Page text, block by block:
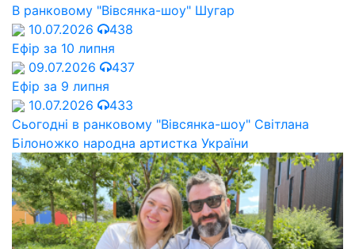
В ранковому "Вівсянка-шоу" Шугар
10.07.2026
438
Ефір за 10 липня
09.07.2026
437
Ефір за 9 липня
10.07.2026
433
Сьогодні в ранковому "Вівсянка-шоу" Cвітлана
Білоножко народна артистка України